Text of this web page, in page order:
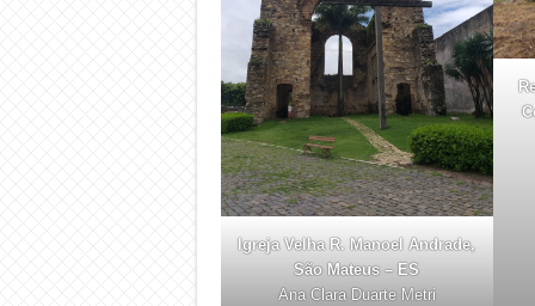
Igreja Velha R. Manoel Andrade,
São Mateus – ES
Ana Clara Duarte Metri